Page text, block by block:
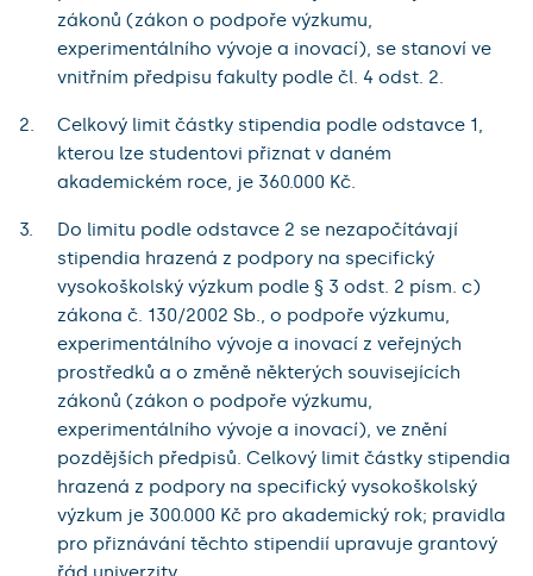
zákonů (zákon o podpoře výzkumu,
experimentálního vývoje a inovací), se stanoví ve
vnitřním předpisu fakulty podle čl. 4 odst. 2.
Celkový limit částky stipendia podle odstavce 1,
kterou lze studentovi přiznat v daném
akademickém roce, je 360.000 Kč.
Do limitu podle odstavce 2 se nezapočítávají
stipendia hrazená z podpory na specifický
vysokoškolský výzkum podle § 3 odst. 2 písm. c)
zákona č. 130/2002 Sb., o podpoře výzkumu,
experimentálního vývoje a inovací z veřejných
prostředků a o změně některých souvisejících
zákonů (zákon o podpoře výzkumu,
experimentálního vývoje a inovací), ve znění
pozdějších předpisů. Celkový limit částky stipendia
hrazená z podpory na specifický vysokoškolský
výzkum je 300.000 Kč pro akademický rok; pravidla
pro přiznávání těchto stipendií upravuje grantový